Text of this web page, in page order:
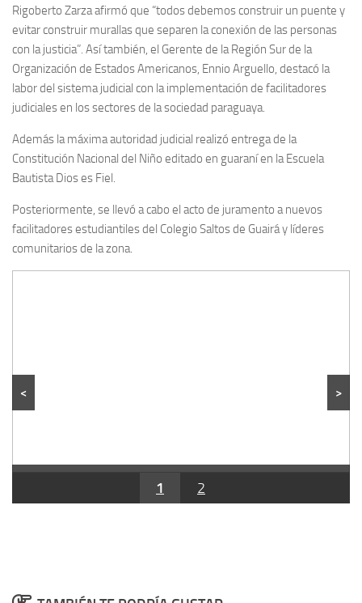
Rigoberto Zarza afirmó que “todos debemos construir un puente y
evitar construir murallas que separen la conexión de las personas
con la justicia”. Así también, el Gerente de la Región Sur de la
Organización de Estados Americanos, Ennio Arguello, destacó la
labor del sistema judicial con la implementación de facilitadores
judiciales en los sectores de la sociedad paraguaya.
Además la máxima autoridad judicial realizó entrega de la
Constitución Nacional del Niño editado en guaraní en la Escuela
Bautista Dios es Fiel.
Posteriormente, se llevó a cabo el acto de juramento a nuevos
facilitadores estudiantiles del Colegio Saltos de Guairá y líderes
comunitarios de la zona.
< >
1 2